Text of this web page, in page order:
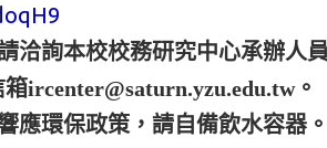
洽詢本校校務研究中心承辦人
ircenter@saturn.yzu.edu.tw。
應環保政策，請自備飲水容器。